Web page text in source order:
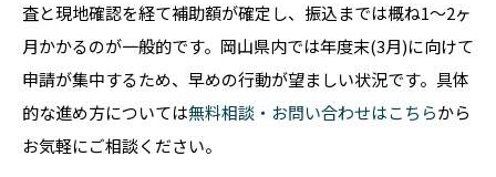
査と現地確認を経て補助額が確定し、振込までは概ね1〜2ヶ
月かかるのが一般的です。岡山県内では年度末(3月)に向けて
申請が集中するため、早めの行動が望ましい状況です。具体
的な進め方については無料相談・お問い合わせはこちらから
お気軽にご相談ください。